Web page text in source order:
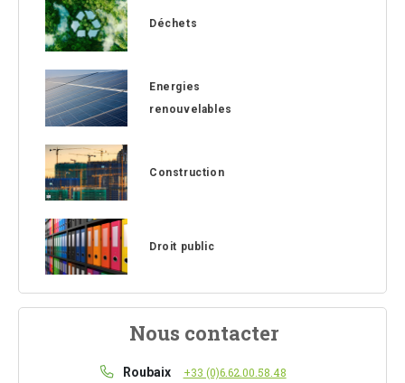
Déchets
Energies
renouvelables
Construction
Droit public
Nous contacter
Roubaix
+33 (0)6.62.00.58.48